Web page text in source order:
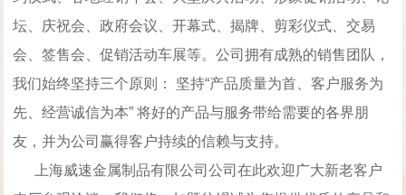
坛、庆祝会、政府会议、开幕式、揭牌、剪彩仪式、交易
会、签售会、促销活动车展等。公司拥有成熟的销售团队，
我们始终坚持三个原则： 坚持“产品质量为首、客户服务为
先、经营诚信为本” 将好的产品与服务带给需要的各界朋
友，并为公司赢得客户持续的信赖与支持。
上海威速金属制品有限公司公司在此欢迎广大新老客户